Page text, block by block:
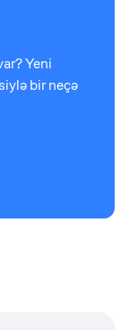
Yeni
bir neçə